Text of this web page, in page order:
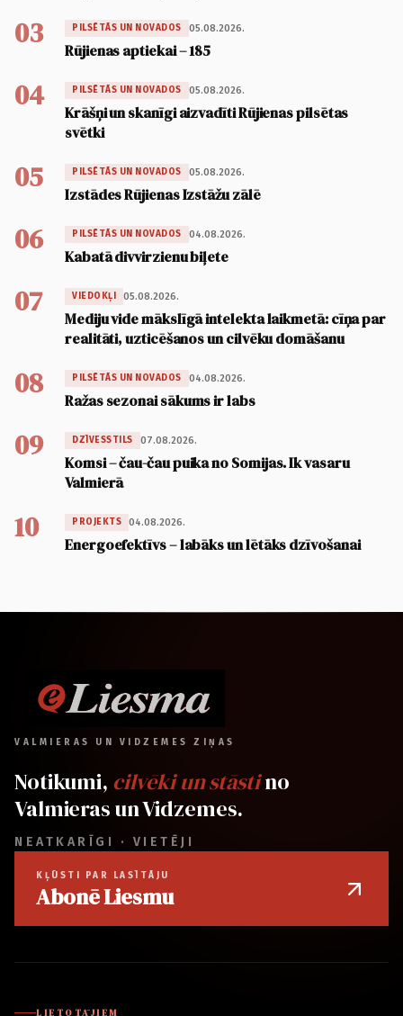
03 PILSĒTĀS UN NOVADOS 05.08.2026.
Rūjienas aptiekai – 185
04 PILSĒTĀS UN NOVADOS 05.08.2026.
Krāšņi un skanīgi aizvadīti Rūjienas pilsētas
svētki
05 PILSĒTĀS UN NOVADOS 05.08.2026.
Izstādes Rūjienas Izstāžu zālē
06 PILSĒTĀS UN NOVADOS 04.08.2026.
Kabatā divvirzienu biļete
07 VIEDOKĻI 05.08.2026.
Mediju vide mākslīgā intelekta laikmetā: cīņa par
realitāti, uzticēšanos un cilvēku domāšanu
08 PILSĒTĀS UN NOVADOS 04.08.2026.
Ražas sezonai sākums ir labs
09 DZĪVESSTILS 07.08.2026.
Komsi – čau-čau puika no Somijas. Ik vasaru
Valmierā
10 PROJEKTS 04.08.2026.
Energoefektīvs – labāks un lētāks dzīvošanai
VALMIERAS UN VIDZEMES ZIŅAS
Notikumi, cilvēki un stāstino
Valmieras un Vidzemes.
NEATKARĪGI · VIETĒJI
KĻŪSTI PAR LASĪTĀJU
Abonē Liesmu
LIETOTĀJIEM